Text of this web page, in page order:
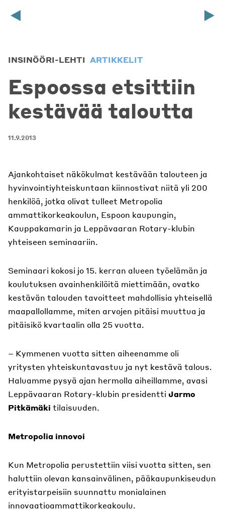
INSINÖÖRI-LEHTI ARTIKKELIT
Espoossa etsittiin
kestävää taloutta
11.9.2013
Ajankohtaiset näkökulmat kestävään talouteen ja
hyvinvointiyhteiskuntaan kiinnostivat niitä yli 200
henkilöä, jotka olivat tulleet Metropolia
ammattikorkeakoulun, Espoon kaupungin,
Kauppakamarin ja Leppävaaran Rotary-klubin
yhteiseen seminaariin.
Seminaari kokosi jo 15. kerran alueen työelämän ja
koulutuksen avainhenkilöitä miettimään, ovatko
kestävän talouden tavoitteet mahdollisia yhteisellä
maapallollamme, miten arvojen pitäisi muuttua ja
pitäisikö kvartaalin olla 25 vuotta.
– Kymmenen vuotta sitten aiheenamme oli
yritysten yhteiskuntavastuu ja nyt kestävä talous.
Haluamme pysyä ajan hermolla aiheillamme, avasi
Leppävaaran Rotary-klubin presidentti Jarmo
Pitkämäki tilaisuuden.
Metropolia innovoi
Kun Metropolia perustettiin viisi vuotta sitten, sen
haluttiin olevan kansainvälinen, pääkaupunkiseudun
erityistarpeisiin suunnattu monialainen
innovaatioammattikorkeakoulu.